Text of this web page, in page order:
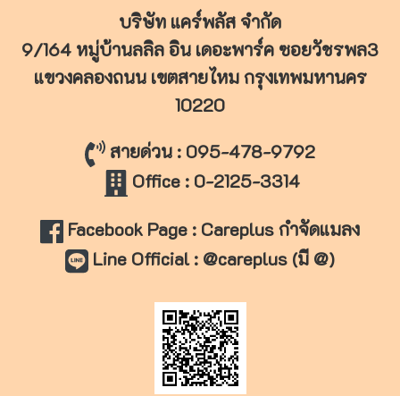
บริษัท แคร์พลัส จำกัด
9/164 หมู่บ้านลลิล อิน เดอะพาร์ค ซอยวัชรพล3
แขวงคลองถนน เขตสายไหมกรุงเทพมหานคร
10220
สายด่วน : 095-478-9792
Office : 0-2125-3314
Facebook Page : Careplus กำจัดแมลง
Line Official : @careplus (มี @)